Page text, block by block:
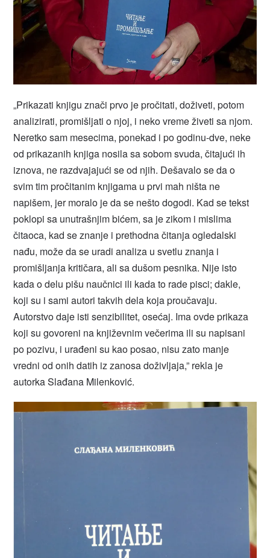
„Prikazati knjigu znači prvo je pročitati, doživeti, potom
analizirati, promišljati o njoj, i neko vreme živeti sa njom.
Neretko sam mesecima, ponekad i po godinu-dve, neke
od prikazanih knjiga nosila sa sobom svuda, čitajući ih
iznova, ne razdvajajući se od njih. Dešavalo se da o
svim tim pročitanim knjigama u prvi mah ništa ne
napišem, jer moralo je da se nešto dogodi. Kad se tekst
poklopi sa unutrašnjim bićem, sa je zikom i mislima
čitaoca, kad se znanje i prethodna čitanja ogledalski
nađu, može da se uradi analiza u svetlu znanja i
promišljanja kritičara, ali sa dušom pesnika. Nije isto
kada o delu pišu naučnici ili kada to rade pisci; dakle,
koji su i sami autori takvih dela koja proučavaju.
Autorstvo daje isti senzibilitet, osećaj. Ima ovde prikaza
koji su govoreni na književnim večerima ili su napisani
po pozivu, i urađeni su kao posao, nisu zato manje
vredni od onih datih iz zanosa doživljaja,” rekla je
autorka Slađana Milenković.